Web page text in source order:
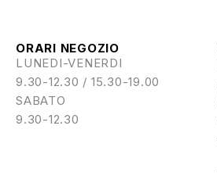
ORARI NEGOZIO
LUNEDI-VENERDI
9.30-12.30 / 15.30-19.00
SABATO
9.30-12.30